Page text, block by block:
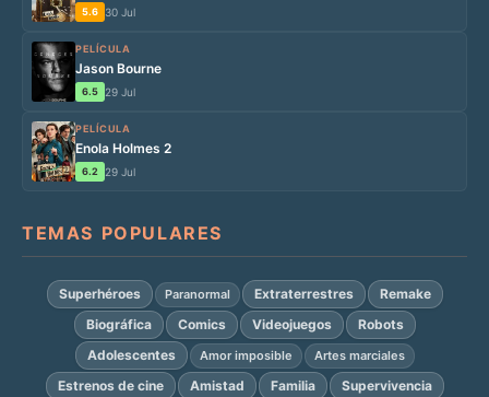
5.6 30 Jul
PELÍCULA
Jason Bourne
6.5 29 Jul
PELÍCULA
Enola Holmes 2
6.2 29 Jul
TEMAS POPULARES
Superhéroes Paranormal Extraterrestres
Remake
Biográfica
Comics Videojuegos
Robots
Adolescentes
Amor imposible Artes marciales
Estrenos de cine Amistad Familia
Supervivencia